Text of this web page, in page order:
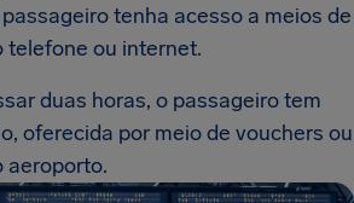
tenha acesso a meios de
telefone ou internet.
duas horas, o passageiro tem
oferecida por meio de vouchers ou
aeroporto.